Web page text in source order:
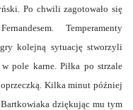
Po chwili zagotowało się
Temperamenty
kolejną sytuację stworzyli
pole karne. Piłka po strzale
Kilka minut później
dziękując mu tym